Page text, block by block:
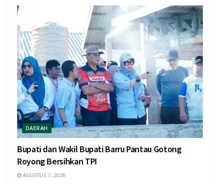
DAERAH
Bupati dan Wakil Bupati Barru Pantau Gotong
Royong Bersihkan TPI
AGUSTUS 7, 2026